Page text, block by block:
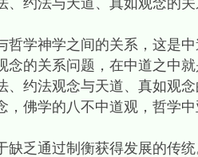
、约法与天道、真如观念的
哲学神学之间的关系，这是
念的关系问题，在中道之中
、约法观念与天道、真如观
，佛学的八不中道观，哲学
缺乏通过制衡获得发展的传